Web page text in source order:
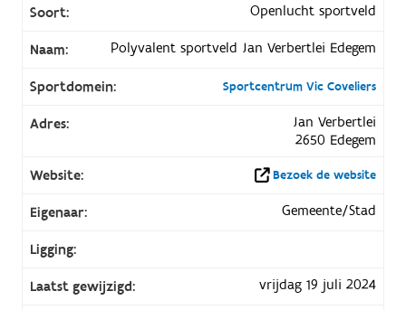
Soort: Openlucht sportveld
Naam: Polyvalent sportveld Jan Verbertlei Edegem
Sportdomein: Sportcentrum Vic Coveliers
Adres:
Jan Verbertlei
2650 Edegem
Website:
Bezoek de website
Eigenaar: Gemeente/Stad
Ligging:
Laatst gewijzigd: vrijdag 19 juli 2024